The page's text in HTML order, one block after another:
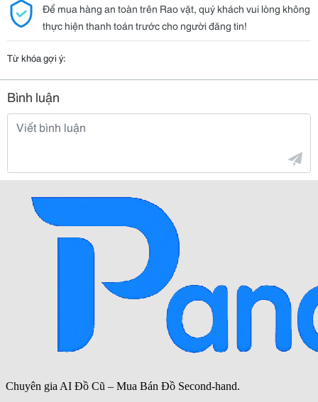
Để mua hàng an toàn trên Rao vặt, quý khách vui lòng không
thực hiện thanh toán trước cho người đăng tin!
Từ khóa gợi ý:
Bình luận